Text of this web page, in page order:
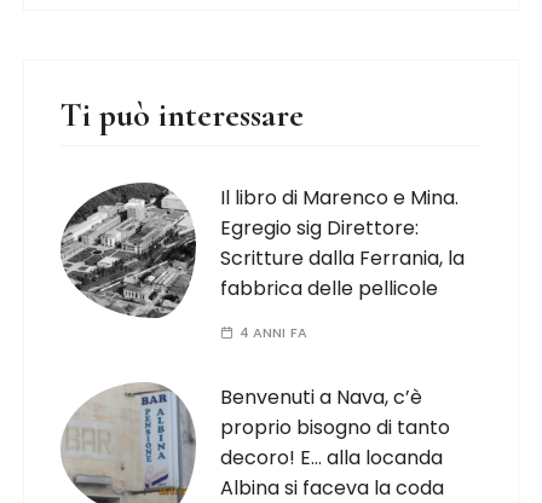
Ti può interessare
Il libro di Marenco e Mina.
Egregio sig Direttore:
Scritture dalla Ferrania, la
fabbrica delle pellicole
4 ANNI FA
Benvenuti a Nava, c’è
proprio bisogno di tanto
decoro! E… alla locanda
Albina si faceva la coda